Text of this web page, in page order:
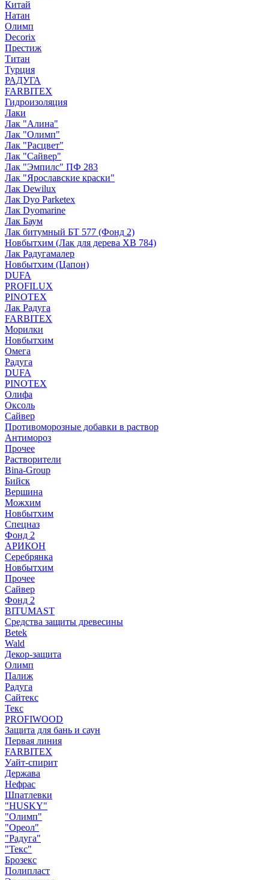
Китай
Натан
Олимп
Decorix
Престиж
Титан
Турция
РАДУГА
FARBITEX
Гидроизоляция
Лаки
Лак "Алина"
Лак "Олимп"
Лак "Расцвет"
Лак "Сайвер"
Лак "Эмпилс" ПФ 283
Лак "Ярославские краски"
Лак Dewilux
Лак Dyo Parketex
Лак Dyomarine
Лак Баум
Лак битумный БТ 577 (Фонд 2)
Новбытхим (Лак для дерева ХВ 784)
Лак Радугамалер
Новбытхим (Цапон)
DUFA
PROFILUX
PINOTEX
Лак Радуга
FARBITEX
Морилки
Новбытхим
Омега
Радуга
DUFA
PINOTEX
Олифа
Оксоль
Сайвер
Противоморозные добавки в раствор
Антимороз
Прочее
Растворители
Bina-Group
Бийск
Вершина
Можхим
Новбытхим
Спецназ
Фонд 2
АРИКОН
Серебрянка
Новбытхим
Прочее
Сайвер
Фонд 2
BITUMAST
Средства защиты древесины
Betek
Wald
Декор-защита
Олимп
Палиж
Радуга
Сайтекс
Текс
PROFIWOOD
Защита для бань и саун
Первая линия
FARBITEX
Уайт-спирит
Держава
Нефрас
Шпатлевки
"HUSKY"
"Олимп"
"Ореол"
"Радуга"
"Текс"
Брозекс
Полипласт